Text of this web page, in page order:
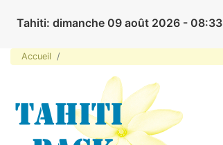
Tahiti: dimanche 09 août 2026 - 08:33
Accueil